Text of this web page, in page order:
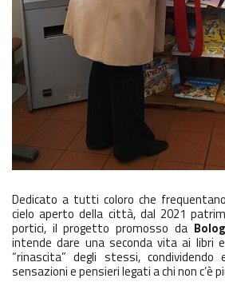
Dedicato a tutti coloro che
cielo aperto della città, dal 2021
portici, il progetto promosso da
intende dare una seconda vita ai libri
“rinascita” degli stessi, condividendo
sensazioni e pensieri legati a chi non c’è